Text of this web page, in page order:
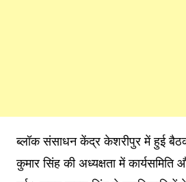
ब्लॉक संसाधन केंद्र केशरीपुर में हुई
कुमार सिंह की अध्यक्षता में